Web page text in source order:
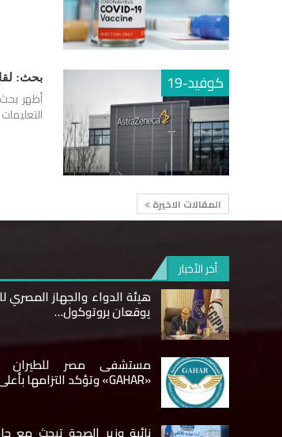
كوفيد-19 بحث:
المقالات الاخيرة
أخر الأخبار
هيئة الدواء والجهاز المصري
يوقعان بروتوكول…
مستشفى مصر للطيران
«GAHAR» وتؤكد التزامها بأعلى…
نائبة وزير الصحة تبحث مع